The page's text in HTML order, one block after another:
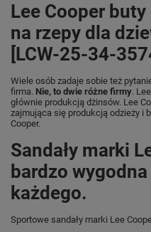
Lee Cooper
na rzepy dla
[LCW-25-34-
Wiele osób zadaje sobie też
firma. Nie, to dwie różne firmy.
głównie produkcją dżinsów. Lee
zajmująca się produkcją odzieży i
Cooper.
Sandały marki
bardzo
każdego.
Sportowe sandały marki Lee